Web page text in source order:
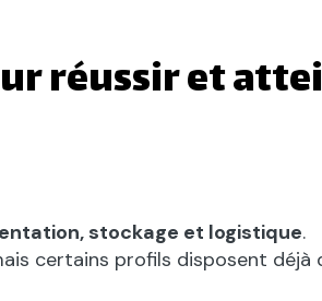
réussir et
stockage et logistique.
certains profils disposent